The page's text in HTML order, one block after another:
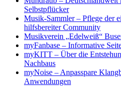
Selbstpflücker
Musik-Sammler– Pflege der
hilfsbereiter Community
Musikverein „Edelweiß“
myFanbase – Informative
myKITT – Über die
Nachbaus
myNoise – Anpasspare
Anwendungen